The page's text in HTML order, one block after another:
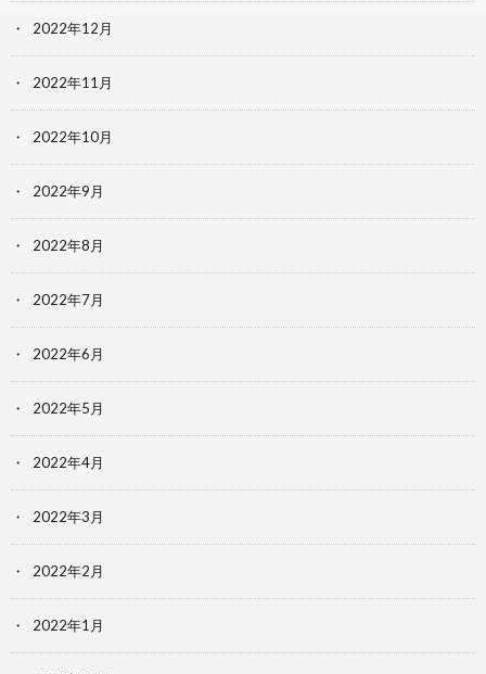
2022年12月
2022年11月
2022年10月
2022年9月
2022年8月
2022年7月
2022年6月
2022年5月
2022年4月
2022年3月
2022年2月
2022年1月